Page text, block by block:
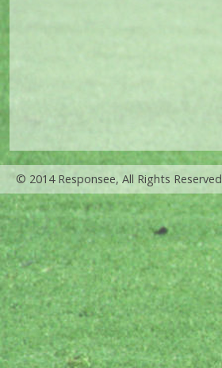
© 2014 Responsee, All Rights Reserved